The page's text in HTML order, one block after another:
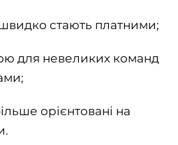
стають платними;
для невеликих команд
орієнтовані на